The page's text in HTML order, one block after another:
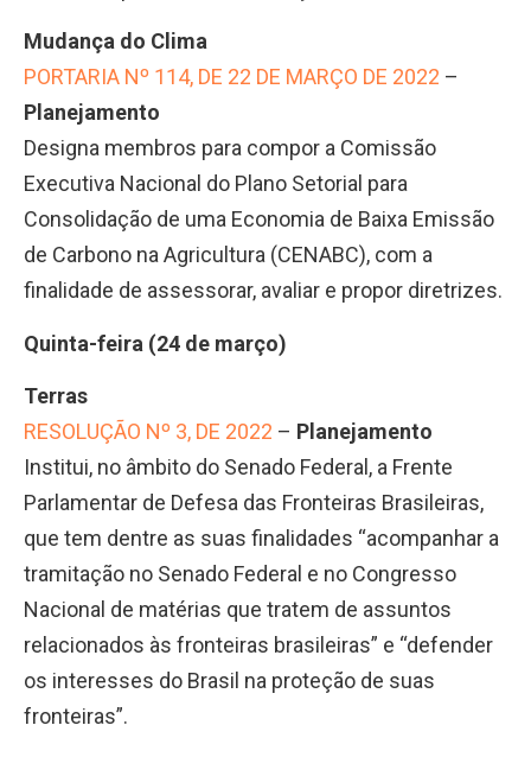
Mudança do Clima
PORTARIA Nº 114, DE 22 DE MARÇO DE 2022 –
Planejamento
Designa membros para compor a Comissão
Executiva Nacional do Plano Setorial para
Consolidação de uma Economia de Baixa Emissão
de Carbono na Agricultura (CENABC), com a
finalidade de assessorar, avaliar e propor diretrizes.
Quinta-feira (24 de março)
Terras
RESOLUÇÃO Nº 3, DE 2022 – Planejamento
Institui, no âmbito do Senado Federal, a Frente
Parlamentar de Defesa das Fronteiras Brasileiras,
que tem dentre as suas finalidades “acompanhar a
tramitação no Senado Federal e no Congresso
Nacional de matérias que tratem de assuntos
relacionados às fronteiras brasileiras” e “defender
os interesses do Brasil na proteção de suas
fronteiras”.